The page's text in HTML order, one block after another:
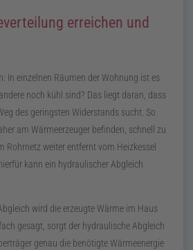
erreichen und
In einzelnen Räumen der Wohnung ist es
noch kühl sind? Das liegt daran, dass
des geringsten Widerstands sucht. So
am Wärmeerzeuger befinden, schnell zu
Rohrnetz weiter entfernt vom Heizkessel
kann ein hydraulischer Abgleich
wird die erzeugte Wärme im Haus
gesagt, sorgt der hydraulische Abgleich
genau die benötigte Wärmeenergie